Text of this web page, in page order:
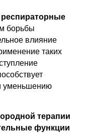
борьбы
влияние
таких
уменьшению
терапии
функции